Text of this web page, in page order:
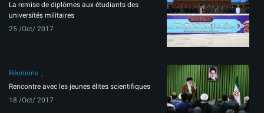
La remise de diplômes aux étudiants des
universités militaires
25 /Oct/ 2017
Réunions
Rencontre avec les jeunes élites scientifiques
18 /Oct/ 2017